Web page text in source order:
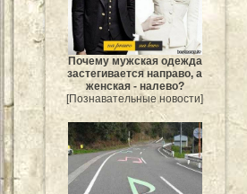
Почему мужская одежда
застегивается направо, а
женская - налево?
[Познавательные новости]